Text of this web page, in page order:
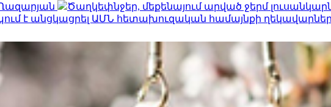
Ղազարյան
Ծաղկեփնջեր, մեքենայում արված ջերմ
է անցկացրել ԱՄՆ հետախուզական համայնքի